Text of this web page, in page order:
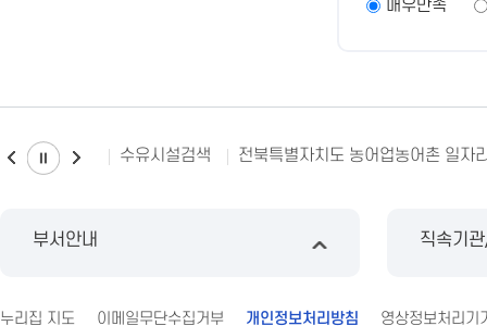
매우만족
수유시설검색 전북특별자치도 농어업농어촌 일자
부서안내 직속기
누리집 지도 이메일무단수집거부 개인정보처리방침 영상정보처리기